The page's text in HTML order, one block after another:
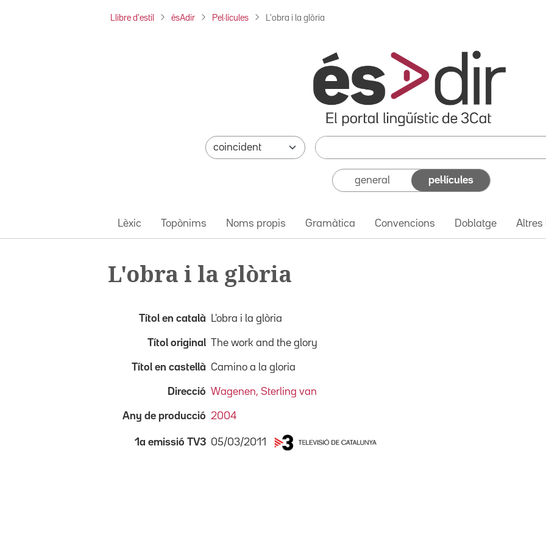
Llibre d'estil ésAdir Pel·lícules L'obra i la glòria
general pel·lícules
Lèxic Topònims Noms propis Gramàtica Convencions Doblatge Altres
L'obra i la glòria
Títol en català L'obra i la glòria
Títol original The work and the glory
Títol en castellà Camino a la gloria
Direcció Wagenen, Sterling van
Any de producció 2004
1a emissió TV3 05/03/2011